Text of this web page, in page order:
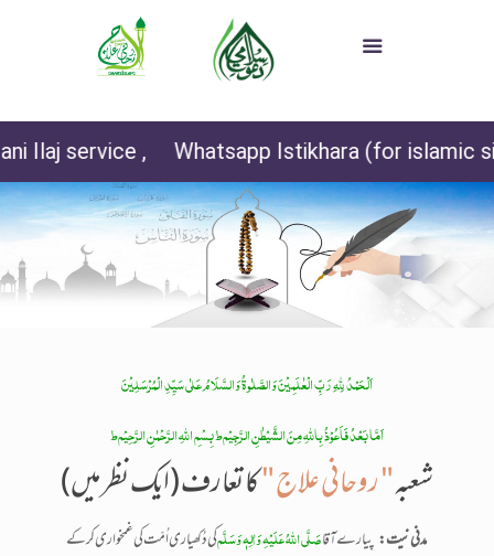
service ,Whatsapp Istikhara (for islamic
اَلْحَمْدُ لِلّٰہِ رَبِّ الْعٰلَمِیْنَ وَالصَّلٰوۃُ وَالسَّلَامُ عَلٰی سَیِّدِ الْمُرْسَلِیْنَ
اَمَّا بَعْدُ فَاَعُوْذُ بِاللّٰہِ مِنَ الشَّیْطٰنِ الرَّجِیْمطبِسْمِ اللّٰہِ الرَّحْمٰنِ الرَّحِیْمط
شعبہ" روحانی علاج "کا تعارف(ایک نظر میں)
مدنی نیت : پیارے آقاصَلَّی اللّٰہُ عَلَیْہِ وَاٰلِہٖ وَسَلَّمکی دُکھیاری اُمّت کی غمخواری کرکے